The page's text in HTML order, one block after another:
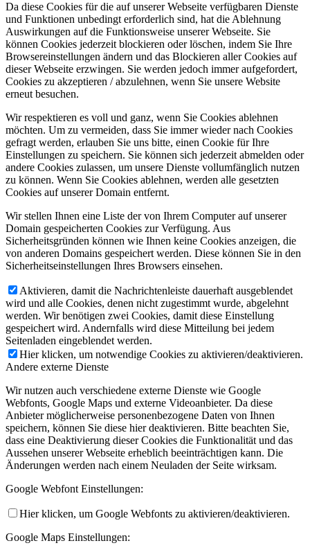
Da diese Cookies für die auf unserer Webseite verfügbaren Dienste
und Funktionen unbedingt erforderlich sind, hat die Ablehnung
Auswirkungen auf die Funktionsweise unserer Webseite. Sie
können Cookies jederzeit blockieren oder löschen, indem Sie Ihre
Browsereinstellungen ändern und das Blockieren aller Cookies auf
dieser Webseite erzwingen. Sie werden jedoch immer aufgefordert,
Cookies zu akzeptieren / abzulehnen, wenn Sie unsere Website
erneut besuchen.
Wir respektieren es voll und ganz, wenn Sie Cookies ablehnen
möchten. Um zu vermeiden, dass Sie immer wieder nach Cookies
gefragt werden, erlauben Sie uns bitte, einen Cookie für Ihre
Einstellungen zu speichern. Sie können sich jederzeit abmelden oder
andere Cookies zulassen, um unsere Dienste vollumfänglich nutzen
zu können. Wenn Sie Cookies ablehnen, werden alle gesetzten
Cookies auf unserer Domain entfernt.
Wir stellen Ihnen eine Liste der von Ihrem Computer auf unserer
Domain gespeicherten Cookies zur Verfügung. Aus
Sicherheitsgründen können wie Ihnen keine Cookies anzeigen, die
von anderen Domains gespeichert werden. Diese können Sie in den
Sicherheitseinstellungen Ihres Browsers einsehen.
Aktivieren, damit die Nachrichtenleiste dauerhaft ausgeblendet
wird und alle Cookies, denen nicht zugestimmt wurde, abgelehnt
werden. Wir benötigen zwei Cookies, damit diese Einstellung
gespeichert wird. Andernfalls wird diese Mitteilung bei jedem
Seitenladen eingeblendet werden.
Hier klicken, um notwendige Cookies zu aktivieren/deaktivieren.
Andere externe Dienste
Wir nutzen auch verschiedene externe Dienste wie Google
Webfonts, Google Maps und externe Videoanbieter. Da diese
Anbieter möglicherweise personenbezogene Daten von Ihnen
speichern, können Sie diese hier deaktivieren. Bitte beachten Sie,
dass eine Deaktivierung dieser Cookies die Funktionalität und das
Aussehen unserer Webseite erheblich beeinträchtigen kann. Die
Änderungen werden nach einem Neuladen der Seite wirksam.
Google Webfont Einstellungen:
Hier klicken, um Google Webfonts zu aktivieren/deaktivieren.
Google Maps Einstellungen: